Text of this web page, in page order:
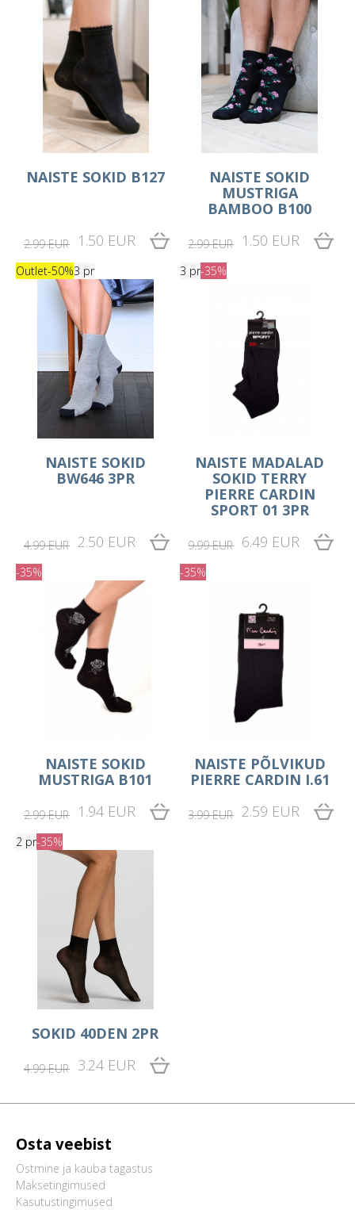
NAISTE SOKID B127
2.99 EUR 1.50 EUR
NAISTE SOKID
MUSTRIGA
BAMBOO B100
2.99 EUR 1.50 EUR
Outlet-50%3 pr
NAISTE SOKID
BW646 3PR
4.99 EUR 2.50 EUR
3 pr-35%
NAISTE MADALAD
SOKID TERRY
PIERRE CARDIN
SPORT 01 3PR
9.99 EUR 6.49 EUR
-35%
NAISTE SOKID
MUSTRIGA B101
2.99 EUR 1.94 EUR
-35%
NAISTE PÕLVIKUD
PIERRE CARDIN I.61
3.99 EUR 2.59 EUR
2 pr-35%
SOKID 40DEN 2PR
4.99 EUR 3.24 EUR
Osta veebist
Ostmine ja kauba tagastus
Maksetingimused
Kasutustingimused